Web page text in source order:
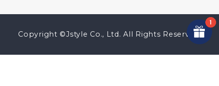
Copyright ©Jstyle Co., Ltd. All Rights Reserved.